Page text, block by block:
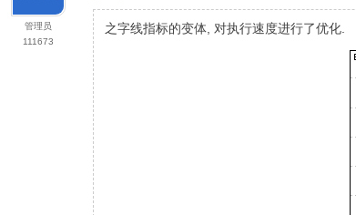
管理员
111673
之字线指标的变体, 对执行速度进行了优化.